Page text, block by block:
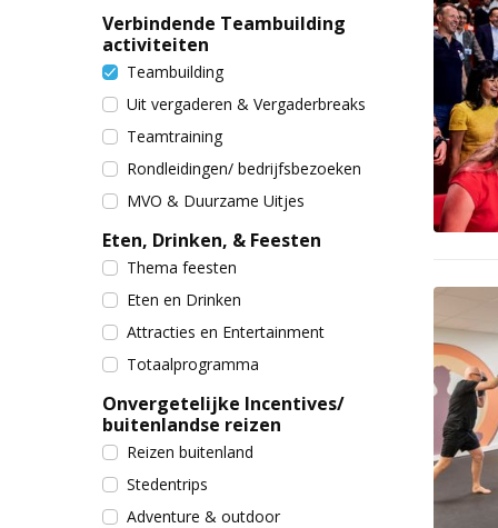
Verbindende Teambuilding
activiteiten
Teambuilding
Uit vergaderen & Vergaderbreaks
Teamtraining
Rondleidingen/ bedrijfsbezoeken
MVO & Duurzame Uitjes
Eten, Drinken, & Feesten
Thema feesten
Eten en Drinken
Attracties en Entertainment
Totaalprogramma
Onvergetelijke Incentives/
buitenlandse reizen
Reizen buitenland
Stedentrips
Adventure & outdoor